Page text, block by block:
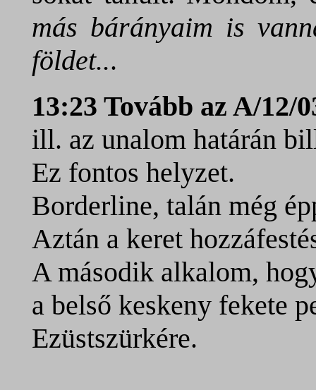
más bárányaim is
földet...
13:23 Tovább az A/12/
ill. az unalom határán
Ez fontos helyzet.
Borderline, talán még
Aztán a keret
A második alkalom,
a belső keskeny fekete
Ezüstszürkére.